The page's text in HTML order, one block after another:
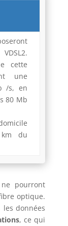
cette
une
/s, en
80 Mb
du
pourront
optique.
les données
, ce qui